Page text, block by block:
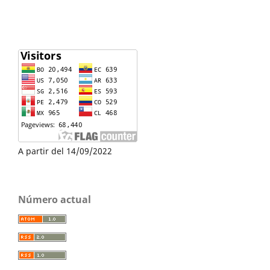
A partir del 14/09/2022
Número actual